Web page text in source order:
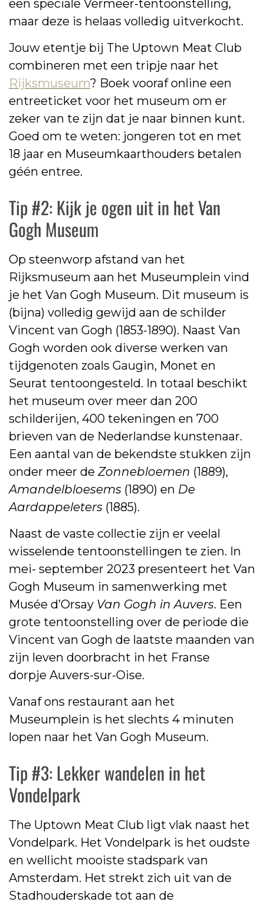
een speciale Vermeer-tentoonstelling,
maar deze is helaas volledig uitverkocht.
Jouw etentje bij The Uptown Meat Club
combineren met een tripje naar het
Rijksmuseum? Boek vooraf online een
entreeticket voor het museum om er
zeker van te zijn dat je naar binnen kunt.
Goed om te weten: jongeren tot en met
18 jaar en Museumkaarthouders betalen
géén entree.
Tip #2: Kijk je ogen uit in het Van
Gogh Museum
Op steenworp afstand van het
Rijksmuseum aan het Museumplein vind
je het Van Gogh Museum. Dit museum is
(bijna) volledig gewijd aan de schilder
Vincent van Gogh (1853-1890). Naast Van
Gogh worden ook diverse werken van
tijdgenoten zoals Gaugin, Monet en
Seurat tentoongesteld. In totaal beschikt
het museum over meer dan 200
schilderijen, 400 tekeningen en 700
brieven van de Nederlandse kunstenaar.
Een aantal van de bekendste stukken zijn
onder meer de Zonnebloemen (1889),
Amandelbloesems (1890) en De
Aardappeleters (1885).
Naast de vaste collectie zijn er veelal
wisselende tentoonstellingen te zien. In
mei- september 2023 presenteert het Van
Gogh Museum in samenwerking met
Musée d’Orsay Van Gogh in Auvers. Een
grote tentoonstelling over de periode die
Vincent van Gogh de laatste maanden van
zijn leven doorbracht in het Franse
dorpje Auvers-sur-Oise.
Vanaf ons restaurant aan het
Museumplein is het slechts 4 minuten
lopen naar het Van Gogh Museum.
Tip #3: Lekker wandelen in het
Vondelpark
The Uptown Meat Club ligt vlak naast het
Vondelpark. Het Vondelpark is het oudste
en wellicht mooiste stadspark van
Amsterdam. Het strekt zich uit van de
Stadhouderskade tot aan de